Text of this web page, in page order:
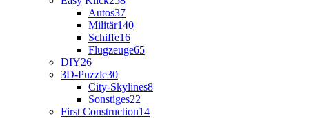
Autos37
Militär140
Schiffe16
Flugzeuge65
DIY26
3D-Puzzle30
City-Skylines8
Sonstiges22
First Construction14